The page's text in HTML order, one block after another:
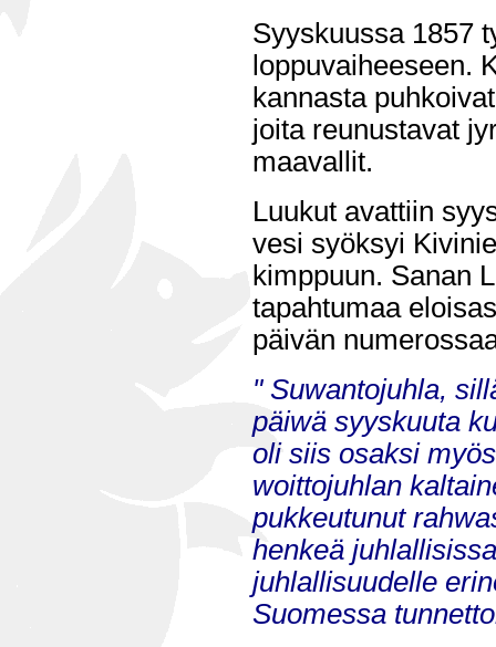
Syyskuussa 1857
loppuvaiheeseen.
kannasta
joita reunustavat
maavallit.
Luukut avattiin
vesi syöksyi
kimppuun. Sanan
tapahtumaa
päivän
" Suwantojuhla,
päiwä syyskuuta
oli siis osaksi
woittojuhlan
pukkeutunut
henkeä
juhlallisuudelle
Suomessa